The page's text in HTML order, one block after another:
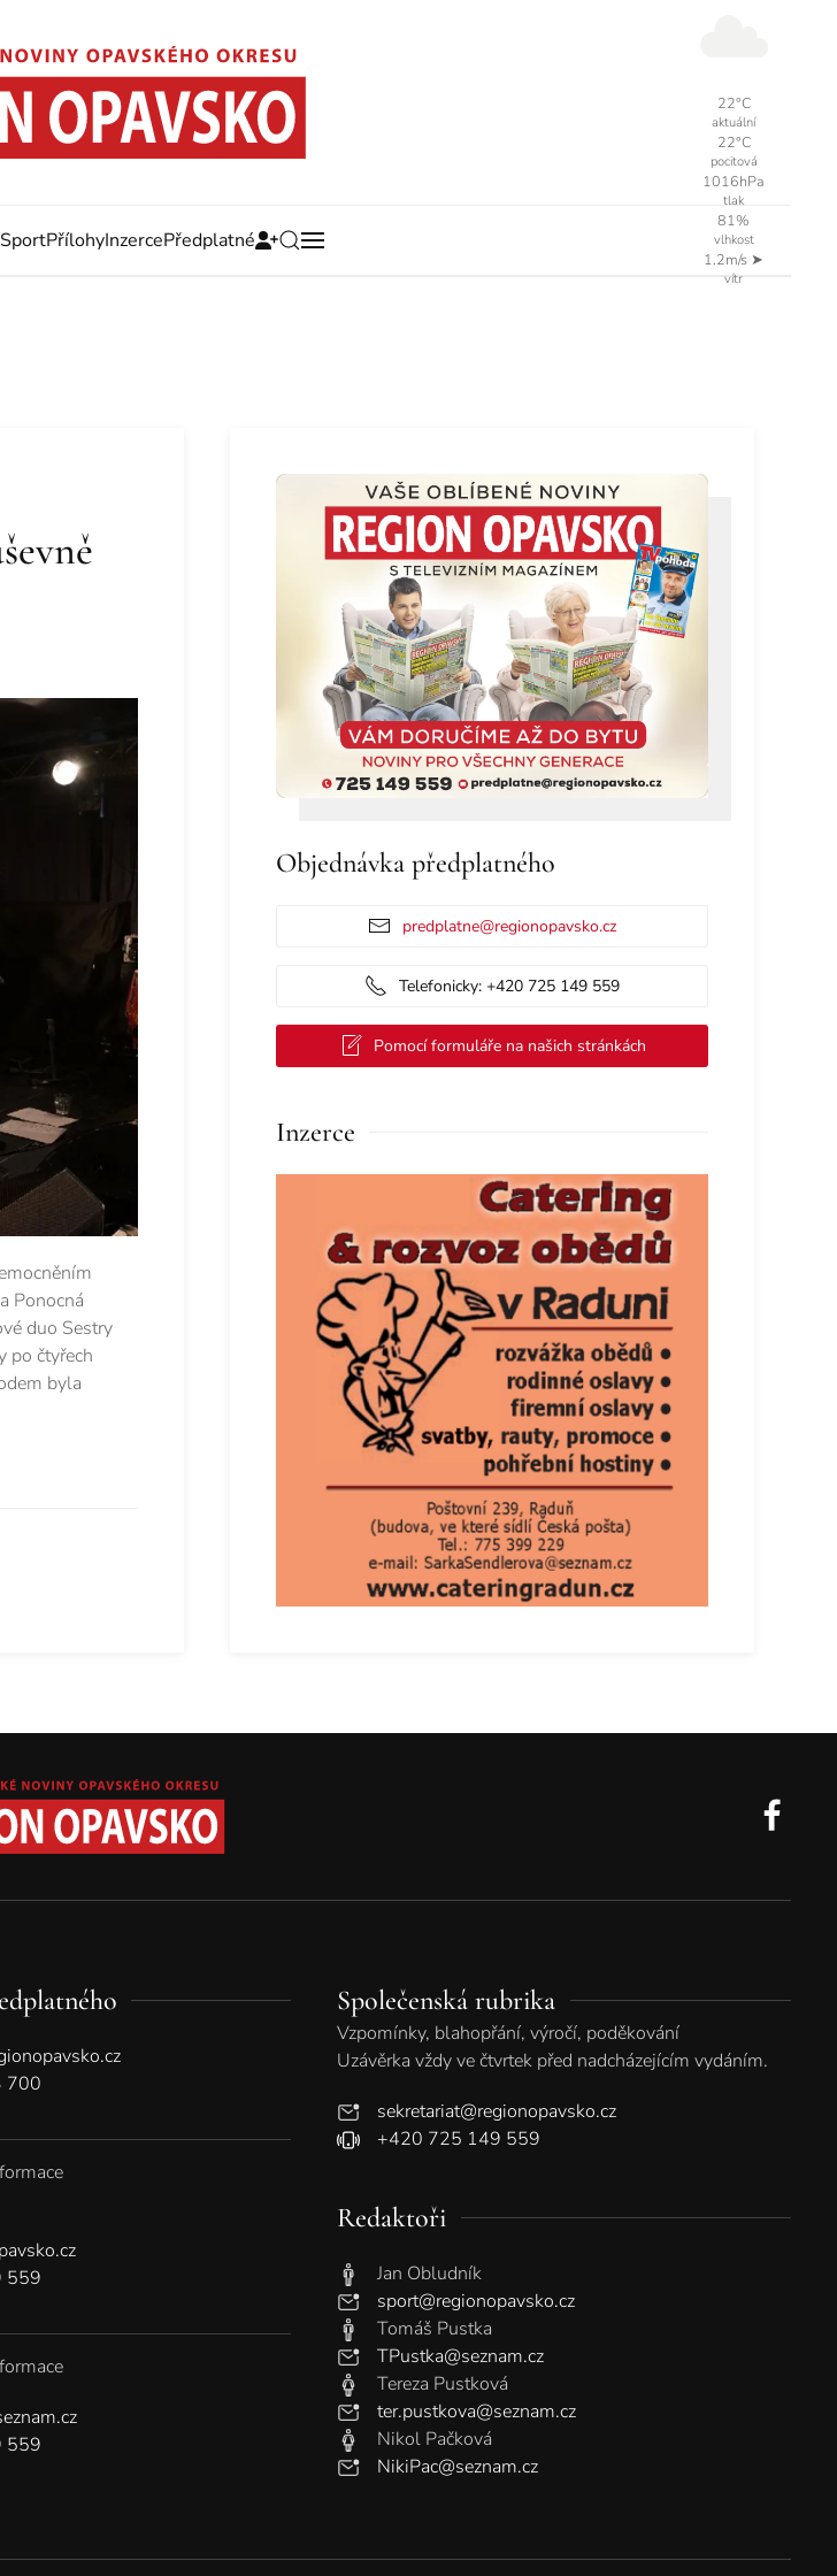
22°C
aktuální
22°C
pocitová
1016hPa
tlak
81%
vlhkost
1.2m/s ➤
vítr
SportPřílohyInzercePředplatné
Ponocná
duo Sestry
po čtyřech
byla
Objednávka předplatného
predplatne@regionopavsko.cz
Telefonicky: +420 725 149 559
Pomocí formuláře na našich stránkách
Inzerce
700
559
559
Společenská rubrika
Vzpomínky, blahopřání, výročí, poděkování
Uzávěrka vždy ve čtvrtek před nadcházejícím vydáním.
sekretariat@regionopavsko.cz
+420 725 149 559
Redaktoři
Jan Obludník
sport@regionopavsko.cz
Tomáš Pustka
TPustka@seznam.cz
Tereza Pustková
ter.pustkova@seznam.cz
Nikol Pačková
NikiPac@seznam.cz